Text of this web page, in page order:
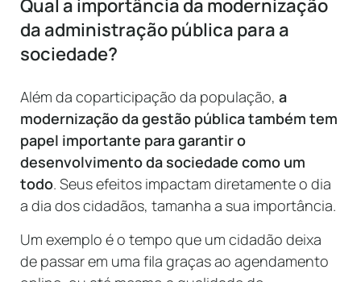
Qual a importância da modernização
da administração pública para a
sociedade?
Além da coparticipação da população, a
modernização da gestão pública também tem
papel importante para garantir o
desenvolvimento da sociedade como um
todo. Seus efeitos impactam diretamente o dia
a dia dos cidadãos, tamanha a sua importância.
Um exemplo é o tempo que um cidadão deixa
de passar em uma fila graças ao agendamento